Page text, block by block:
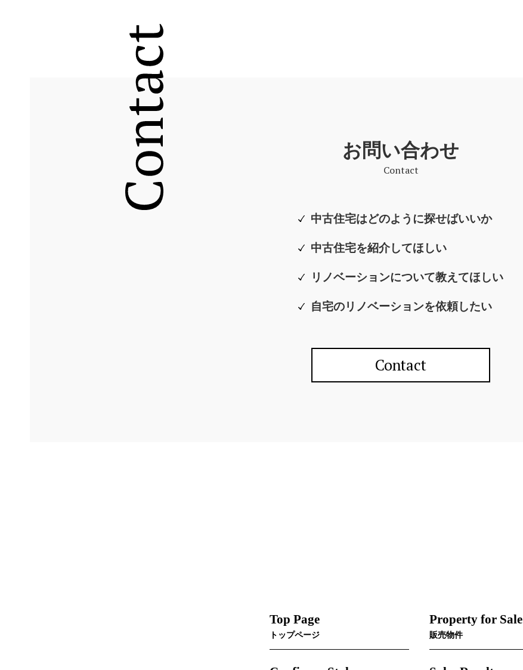
お問い合わせ
Contact
中古住宅はどのように探せばいいか
中古住宅を紹介してほしい
リノベーションについて教えてほしい
自宅のリノベーションを依頼したい
Contact
Top Page
トップページ
Property for Sale
販売物件